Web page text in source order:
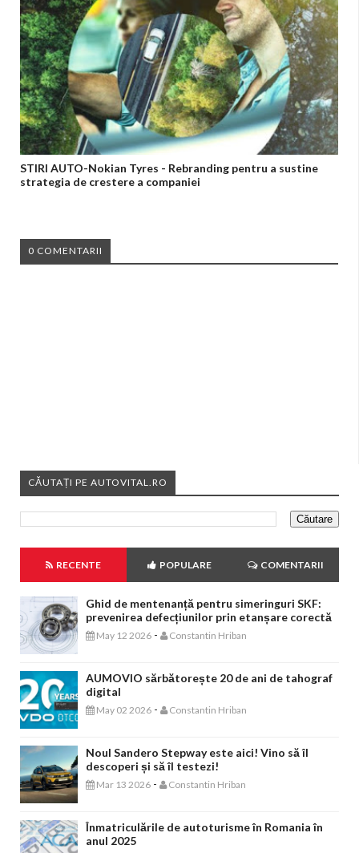
STIRI AUTO-Nokian Tyres - Rebranding pentru a sustine
strategia de crestere a companiei
0 COMENTARII
CĂUTAȚI PE AUTOVITAL.RO
RECENTE POPULARE COMENTARII
Ghid de mentenanță pentru simeringuri SKF:
prevenirea defecțiunilor prin etanșare corectă
May 12 2026 - Constantin Hriban
AUMOVIO sărbătorește 20 de ani de tahograf
digital
May 02 2026 - Constantin Hriban
Noul Sandero Stepway este aici! Vino să îl
descoperi și să îl testezi!
Mar 13 2026 - Constantin Hriban
Înmatriculările de autoturisme în Romania în
anul 2025